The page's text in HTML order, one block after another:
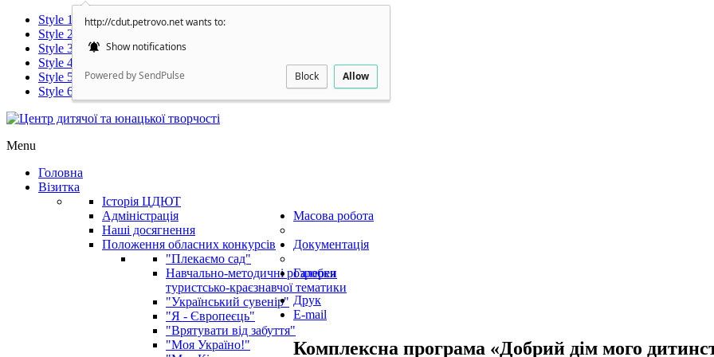
http://cdut.petrovo.net wants to:
Show notifications
Powered by SendPulse Block Allow
Style 1
Style 2
Style 3
Style 4
Style 5
Style 6
Menu
Головна
Візитка
Історія ЦДЮТ
Адміністрація
Наші досягнення
Масова робота
Положення обласних конкурсів
"Плекаємо сад"
Навчально-методичні розробки
туристсько-краєзнавчої тематики
"Український сувенір"
"Я - Європеєць"
"Врятувати від забуття"
"Моя Україно!"
Документація
Галерея
Друк
E-mail
Комплексна програма «Добрий дім мого